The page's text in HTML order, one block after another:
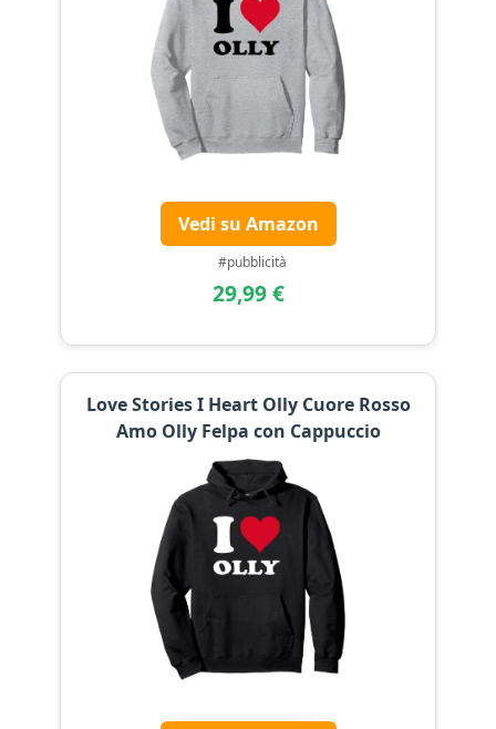
Vedi su Amazon
#pubblicità
29,99 €
Love Stories I Heart Olly Cuore Rosso
Amo Olly Felpa con Cappuccio